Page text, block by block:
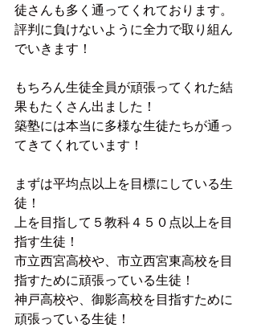
徒さんも多く通ってくれております。
評判に負けないように全力で取り組ん
でいきます！
もちろん生徒全員が頑張ってくれた結
果もたくさん出ました！
築塾には本当に多様な生徒たちが通っ
てきてくれています！
まずは平均点以上を目標にしている生
徒！
上を目指して５教科４５０点以上を目
指す生徒！
市立西宮高校や、市立西宮東高校を目
指すために頑張っている生徒！
神戸高校や、御影高校を目指すために
頑張っている生徒！